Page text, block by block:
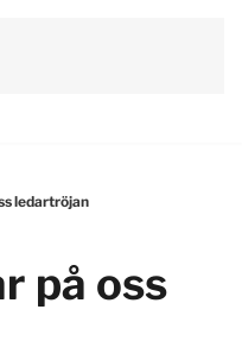
ledartröjan
på oss